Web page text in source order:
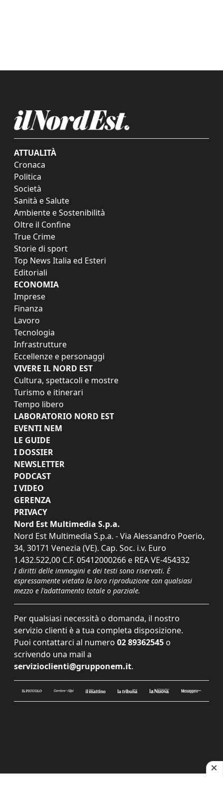
ATTUALITÀ
Cronaca
Politica
Società
Sanità e Salute
Ambiente e Sostenibilità
Oltre il Confine
True Crime
Storie di sport
Top News Italia ed Esteri
Editoriali
ECONOMIA
Imprese
Finanza
Lavoro
Tecnologia
Infrastrutture
Eccellenze e personaggi
VIVERE IL NORD EST
Cultura, spettacoli e mostre
Turismo e itinerari
Tempo libero
LABORATORIO NORD EST
EVENTI NEM
LE GUIDE
I DOSSIER
NEWSLETTER
PODCAST
I VIDEO
GERENZA
PRIVACY
Nord Est Multimedia S.p.a.
Nord Est Multimedia S.p.a. - Via Alessandro Poerio,
34, 30171 Venezia (VE). Cap. Soc. i.v. Euro
1.432.522,00 C.F. 05412000266 e REA VE-454332
I diritti delle immagini e dei testi sono riservati. È
espressamente vietata la loro riproduzione con qualsiasi
mezzo e l'adattamento totale o parziale.
Per qualsiasi necessità o domanda, il nostro
servizio clienti è a tua completa disposizione.
Puoi contattarci al numero 02 89362545 o
scrivendo una mail a
servizioclienti@grupponem.it.